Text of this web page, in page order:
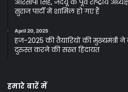
आरसीपी सिंह, जदयू के पूर्व राष्ट्रीय
सुराज पार्टी में शामिल हो गए हैं
April 20, 2025
हज-2025 की तैयारियों की मुख्यमंत्री ने
दुरुस्त करने की सख्त हिदायत
हमारे बारें में